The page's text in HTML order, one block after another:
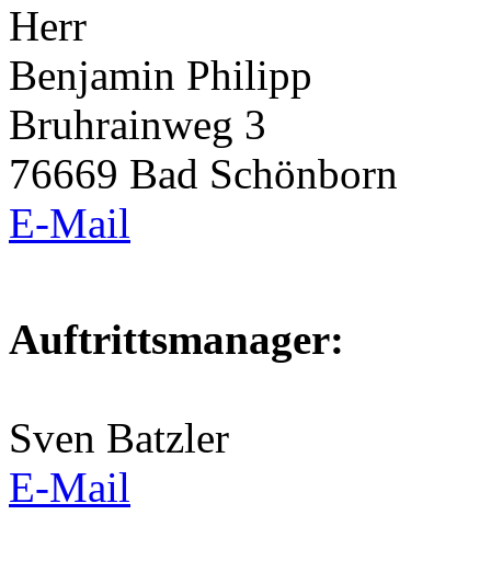
Herr
Benjamin Philipp
Bruhrainweg 3
76669 Bad Schönborn
E-Mail
Auftrittsmanager:
Sven Batzler
E-Mail